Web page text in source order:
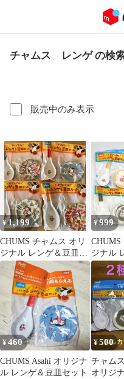
チャムス レンゲ の検
販売中のみ表示
¥1,199
CHUMS チャムス オリ
ジナル レンゲ＆豆皿セ
ット 全4種
¥999
CHUMS
ジナル
ット 全
¥460
CHUMS Asahi オリジナ
ル レンゲ＆豆皿セット
¥500
チャム
オリジ